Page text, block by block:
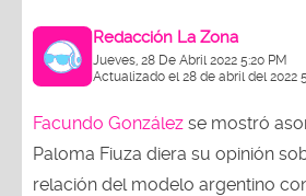
Redacción La Zona
Jueves, 28 De Abril 2022 5:20 PM
Actualizado el 28 de abril del 2022
Facundo González se mostró
Paloma Fiuza diera su opinión
relación del modelo argentino